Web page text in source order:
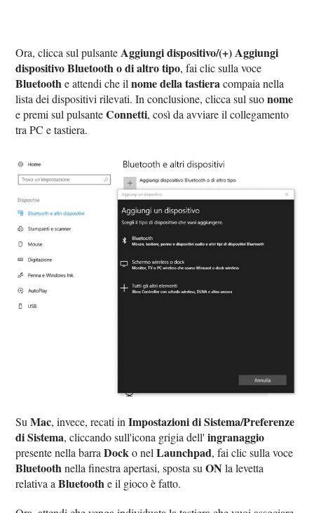
Ora, clicca sul pulsanteAggiungi dispositivo/(+) Aggiungi
dispositivo Bluetooth o di altro tipo, fai clic sulla voce
Bluetoothe attendi che ilnome della tastieracompaia nella
lista dei dispositivi rilevati. In conclusione, clicca sul suonome
e premi sul pulsanteConnetti, così da avviare il collegamento
tra PC e tastiera.
SuMac, invece, recati inImpostazioni di Sistema/Preferenze
di Sistema, cliccando sull'icona grigia dell'ingranaggio
presente nella barraDocko nelLaunchpad, fai clic sulla voce
Bluetoothnella finestra apertasi, sposta suON la levetta
relativa aBluetoothe il gioco è fatto.